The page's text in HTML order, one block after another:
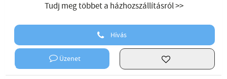
Tudj meg többet a házhozszállításról >>
Hívás
Üzenet